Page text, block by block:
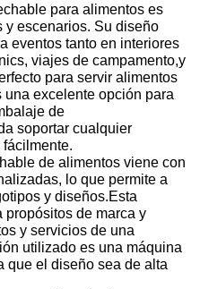
para alimentos es
y escenarios. Su diseño
eventos tanto en interiores
viajes de campamento,y
para servir alimentos
excelente opción para
de
soportar cualquier
de alimentos viene con
lo que permite a
y diseños.Esta
propósitos de marca y
y servicios de una
utilizado es una máquina
que el diseño sea de alta